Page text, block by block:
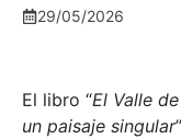
29/05/2026
El libro “El Valle
un paisaje singular